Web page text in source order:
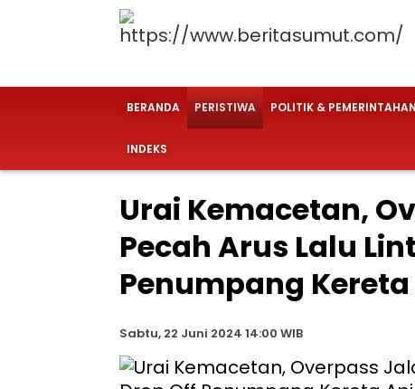
BERANDA PERISTIWA POLITIK & PEMERINTAHAN
INDEKS
Urai Kemacetan,
Pecah Arus Lalu
Penumpang
Sabtu, 22 Juni 2024 14:00 WIB